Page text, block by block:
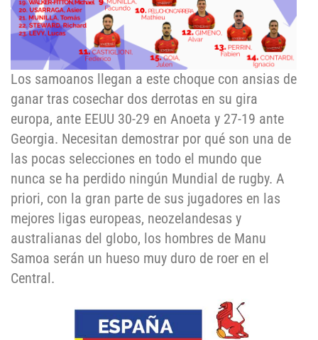
Los samoanos llegan a este choque con ansias de
ganar tras cosechar dos derrotas en su gira
europa, ante EEUU 30-29 en Anoeta y 27-19 ante
Georgia. Necesitan demostrar por qué son una de
las pocas selecciones en todo el mundo que
nunca se ha perdido ningún Mundial de rugby. A
priori, con la gran parte de sus jugadores en las
mejores ligas europeas, neozelandesas y
australianas del globo, los hombres de Manu
Samoa serán un hueso muy duro de roer en el
Central.